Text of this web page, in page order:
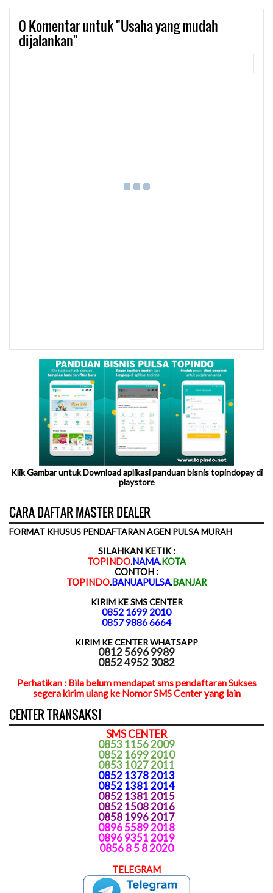
0Komentar untuk "Usaha yang mudah
dijalankan"
Klik Gambar untuk Download aplikasi panduan bisnis topindopay di
playstore
CARA DAFTAR MASTER DEALER
FORMAT KHUSUS PENDAFTARAN AGEN PULSA MURAH
SILAHKAN KETIK :
TOPINDO.NAMA.KOTA
CONTOH :
TOPINDO.BANUAPULSA.BANJAR
KIRIM KE SMS CENTER
0852 1699 2010
0857 9886 6664
KIRIM KE CENTER WHATSAPP
0812 5696 9989
0852 4952 3082
Perhatikan : Bila belum mendapat sms pendaftaran Sukses
segera kirim ulang ke Nomor SMS Center yang lain
CENTER TRANSAKSI
SMS CENTER
0853 1156 2009
0852 1699 2010
0853 1027 2011
0852 1378 2013
0852 1381 2014
0852 1381 2015
0852 1508 2016
0858 1996 2017
0896 5589 2018
0896 9351 2019
0856 8 5 8 2020
TELEGRAM